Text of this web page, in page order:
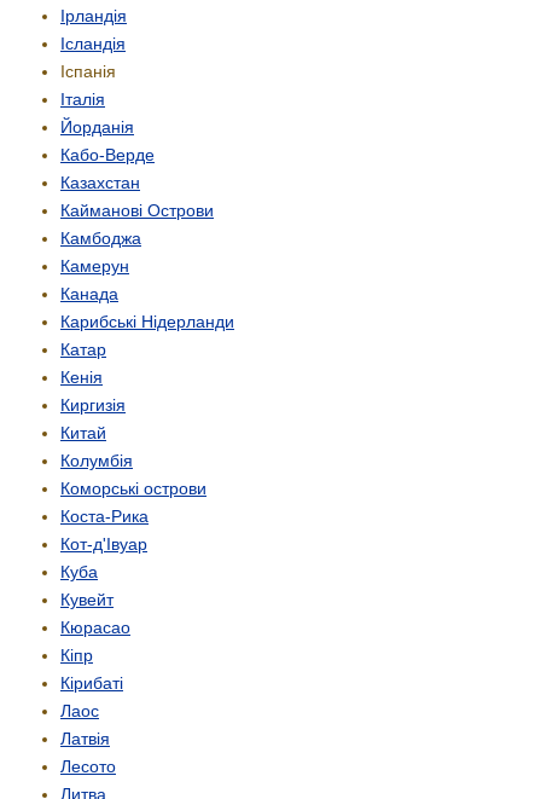
Ірландія
Ісландія
Іспанія
Італія
Йорданія
Кабо-Верде
Казахстан
Кайманові Острови
Камбоджа
Камерун
Канада
Карибські Нідерланди
Катар
Кенія
Киргизія
Китай
Колумбія
Коморські острови
Коста-Рика
Кот-д'Івуар
Куба
Кувейт
Кюрасао
Кіпр
Кірибаті
Лаос
Латвія
Лесото
Литва